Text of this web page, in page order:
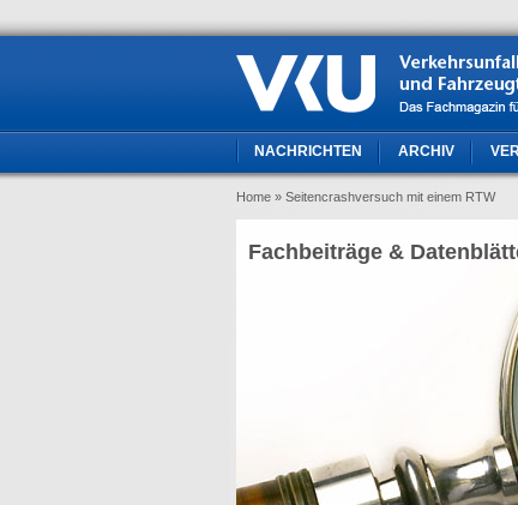
NACHRICHTEN ARCHIV
Home » Seitencrashversuch mit einem RTW
Fachbeiträge &